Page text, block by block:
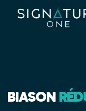
BIASON
Panneau de gestion